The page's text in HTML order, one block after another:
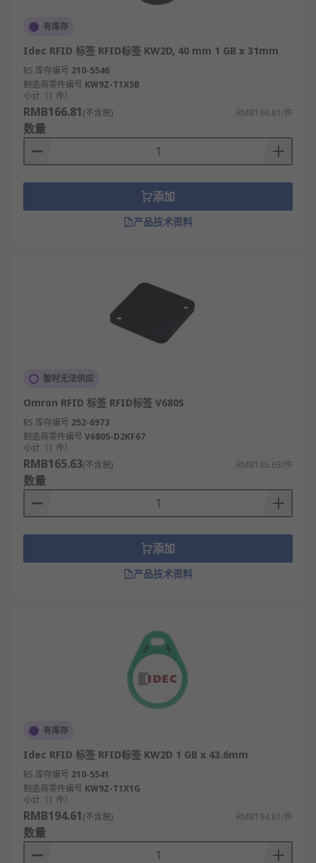
有库存
Idec RFID 标签 RFID标签 KW2D, 40 mm 1 GB x 31mm
RS 库存编号 210-5546
制造商零件编号 KW9Z-T1X5B
小计（1 件）
RMB166.81(不含税) RMB166.81/件
数量
添加
产品技术资料
暂时无法供应
Omron RFID 标签 RFID标签 V680S
RS 库存编号 252-6973
制造商零件编号 V680S-D2KF67
小计（1 件）
RMB165.63(不含税) RMB165.63/件
数量
添加
产品技术资料
有库存
Idec RFID 标签 RFID标签 KW2D 1 GB x 43.6mm
RS 库存编号 210-5541
制造商零件编号 KW9Z-T1X1G
小计（1 件）
RMB194.61(不含税) RMB194.61/件
数量